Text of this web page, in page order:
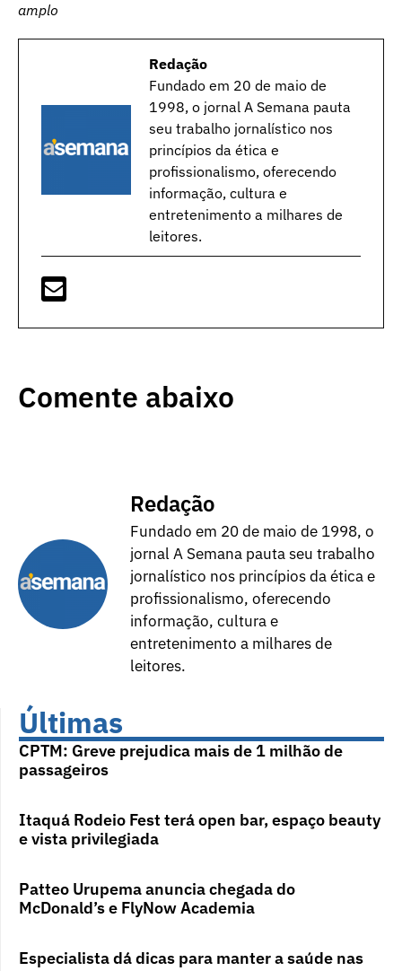
amplo
Redação
Fundado em 20 de maio de
1998, o jornal A Semana pauta
seu trabalho jornalístico nos
princípios da ética e
profissionalismo, oferecendo
informação, cultura e
entretenimento a milhares de
leitores.
Comente abaixo
Redação
Fundado em 20 de maio de 1998, o
jornal A Semana pauta seu trabalho
jornalístico nos princípios da ética e
profissionalismo, oferecendo
informação, cultura e
entretenimento a milhares de
leitores.
Últimas
CPTM: Greve prejudica mais de 1 milhão de
passageiros
Itaquá Rodeio Fest terá open bar, espaço beauty
e vista privilegiada
Patteo Urupema anuncia chegada do
McDonald’s e FlyNow Academia
Especialista dá dicas para manter a saúde nas